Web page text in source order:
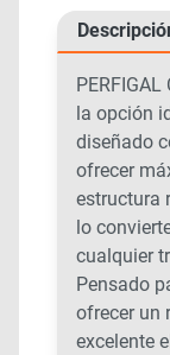
la opción
diseñado
ofrecer
estructura
lo
cualquier
Pensado
ofrecer un
excelente